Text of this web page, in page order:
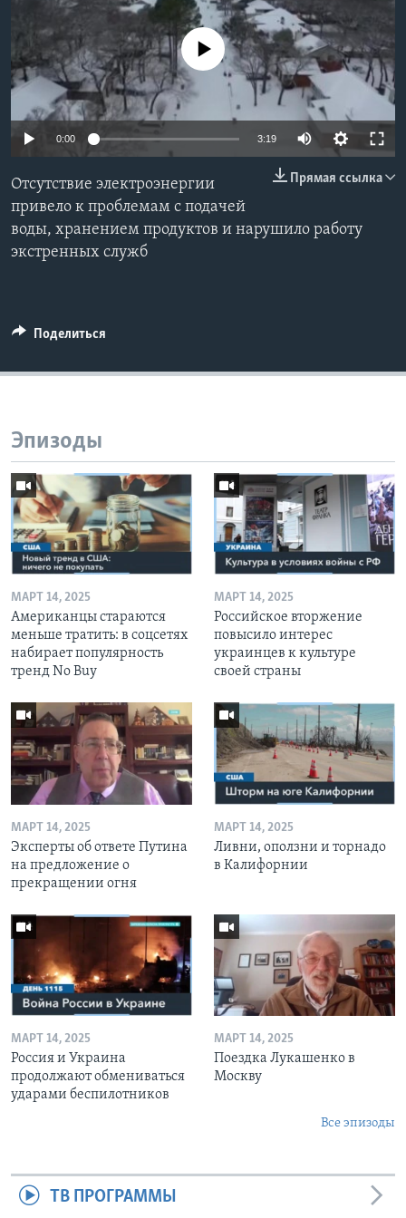
Learning English
СОЦИАЛЬНЫЕ СЕТИ
No media source currently available
0:00 3:19
Прямая ссылка
Отсутствие электроэнергии
привело к проблемам с подачей
воды, хранением продуктов и нарушило работу
экстренных служб
Поделиться
Эпизоды
МАРТ 14, 2025
Американцы стараются
меньше тратить: в соцсетях
набирает популярность
тренд No Buy
МАРТ 14, 2025
Российское вторжение
повысило интерес
украинцев к культуре
своей страны
МАРТ 14, 2025
Эксперты об ответе Путина
на предложение о
прекращении огня
МАРТ 14, 2025
Ливни, оползни и торнадо
в Калифорнии
МАРТ 14, 2025
Россия и Украина
продолжают обмениваться
ударами беспилотников
МАРТ 14, 2025
Поездка Лукашенко в
Москву
Все эпизоды
ТВ ПРОГРАММЫ